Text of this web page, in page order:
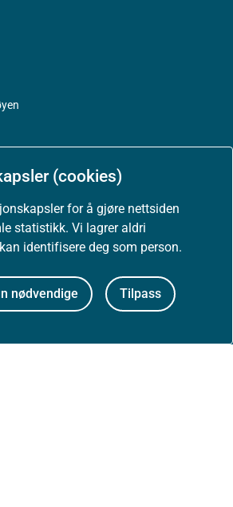
(cookies)
for å gjøre nettsiden
statistikk. Vi lagrer aldri
identifisere deg som person.
nødvendige Tilpass